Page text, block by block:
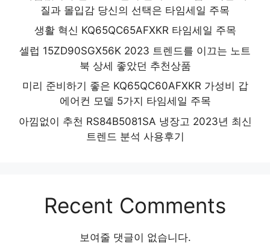
질과 몰입감 당신의 선택은 타임세일 주목
생활 혁신 KQ65QC65AFXKR 타임세일 주목
셀럽 15ZD90SGX56K 2023 트렌드를 이끄는 노트
북 상세 좋았던 추천상품
미리 준비하기 좋은 KQ65QC60AFXKR 가성비 갑
에어컨 모델 5가지 타임세일 주목
아낌없이 추천 RS84B5081SA 냉장고 2023년 최신
트렌드 분석 사용후기
Recent Comments
보여줄 댓글이 없습니다.